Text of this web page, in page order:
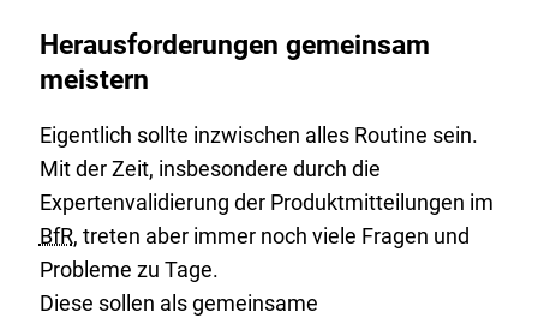
Herausforderungen gemeinsam
meistern
Eigentlich sollte inzwischen alles Routine sein.
Mit der Zeit, insbesondere durch die
Expertenvalidierung der Produktmitteilungen im
BfR, treten aber immer noch viele Fragen und
Probleme zu Tage.
Diese sollen als gemeinsame